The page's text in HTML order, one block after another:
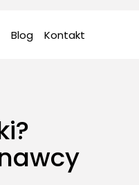
Blog Kontakt